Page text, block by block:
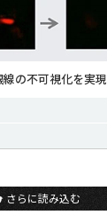
の不可視化を実現
さらに読み込む